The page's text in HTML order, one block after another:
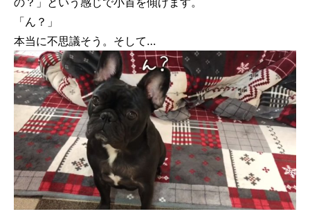
「ん？」
本当に不思議そう。そして…